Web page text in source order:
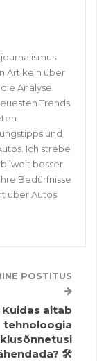
Artikeln über
Analyse
Trends
und
Ich strebe
besser
Bedürfnisse
über Autos
POSTITUS
Kuidas aitab
tehnoloogia
🛠️